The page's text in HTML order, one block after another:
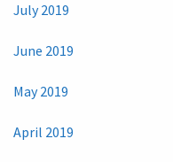
July 2019
June 2019
May 2019
April 2019